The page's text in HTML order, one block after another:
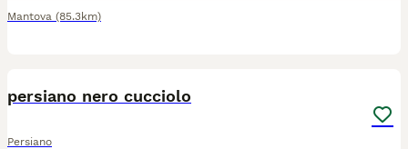
Mantova (85.3km)
persiano nero cucciolo
Persiano